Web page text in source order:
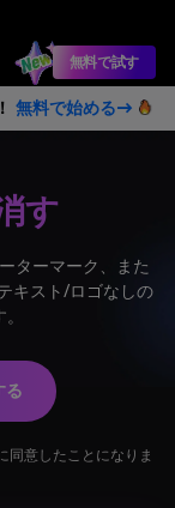
無料で試す
無料で始める→
す
ターマーク、また
キスト/ロゴなしの
る
同意したことになりま